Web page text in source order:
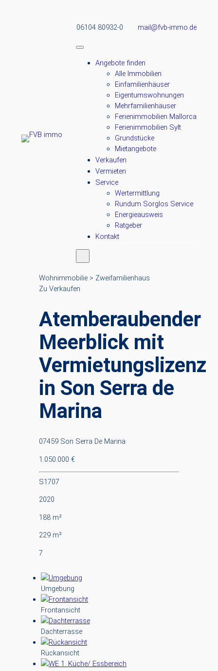
06104 80932-0 mail@fvb-immo.de
Angebote finden
Alle Immobilien
Einfamilienhäuser
Eigentumswohnungen
Mehrfamilienhäuser
Ferienimmobilien Mallorca
Ferienimmobilien Sylt
Grundstücke
Mietangebote
Verkaufen
Vermieten
Service
Wertermittlung
Rundum Sorglos Service
Energieausweis
Ratgeber
Kontakt
Wohnimmobilie > Zweifamilienhaus
Zu Verkaufen
Atemberaubender
Meerblick mit
Vermietungslizenz
in Son Serra de
Marina
07459 Son Serra De Marina
1.050.000 €
S1707
2020
188 m²
229 m²
7
Umgebung
Frontansicht
Dachterrasse
Rückansicht